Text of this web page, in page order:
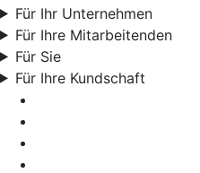
Für Ihr Unternehmen
Für Ihre Mitarbeitenden
Für Sie
Für Ihre Kundschaft